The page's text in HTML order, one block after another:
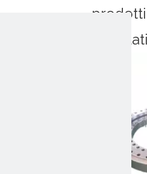
prodotti
correlati